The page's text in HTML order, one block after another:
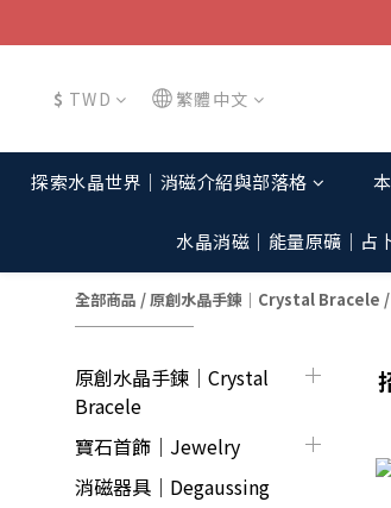
$ TWD 繁體中文
探索水晶世界│消磁介紹與部落格
水晶消磁│能量原礦│占
全部商品 /原創水晶手鍊│Crystal Bracele /
原創水晶手鍊│Crystal
Bracele
寶石首飾｜Jewelry
消磁器具｜Degaussing